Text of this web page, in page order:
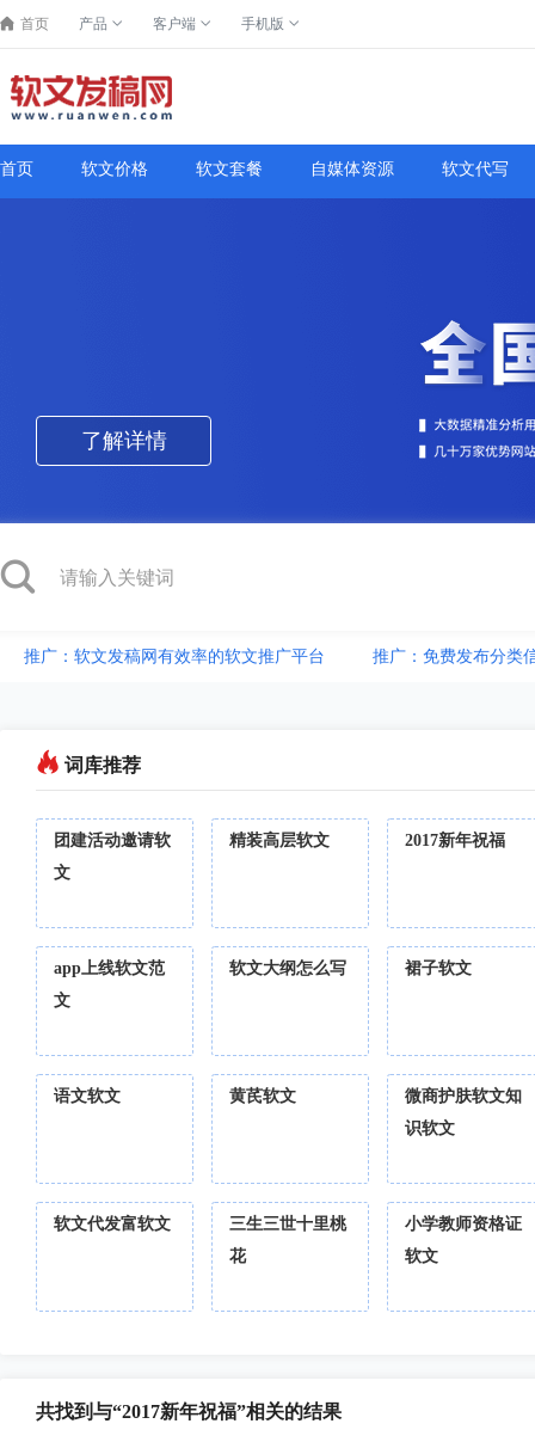
首页 产品 客户端 手机版
首页 软文价格 软文套餐 自媒体资源 软文代写
了解详情
推广：软文发稿网有效率的软文推广平台 推广：免费发布分类
词库推荐
团建活动邀请软
文
精装高层软文 2017新年祝福
app上线软文范
文
软文大纲怎么写 裙子软文
语文软文 黄芪软文
微商护肤软文知
识软文
软文代发富软文
三生三世十里桃
花
小学教师资格证
软文
共找到与“2017新年祝福”相关的结果